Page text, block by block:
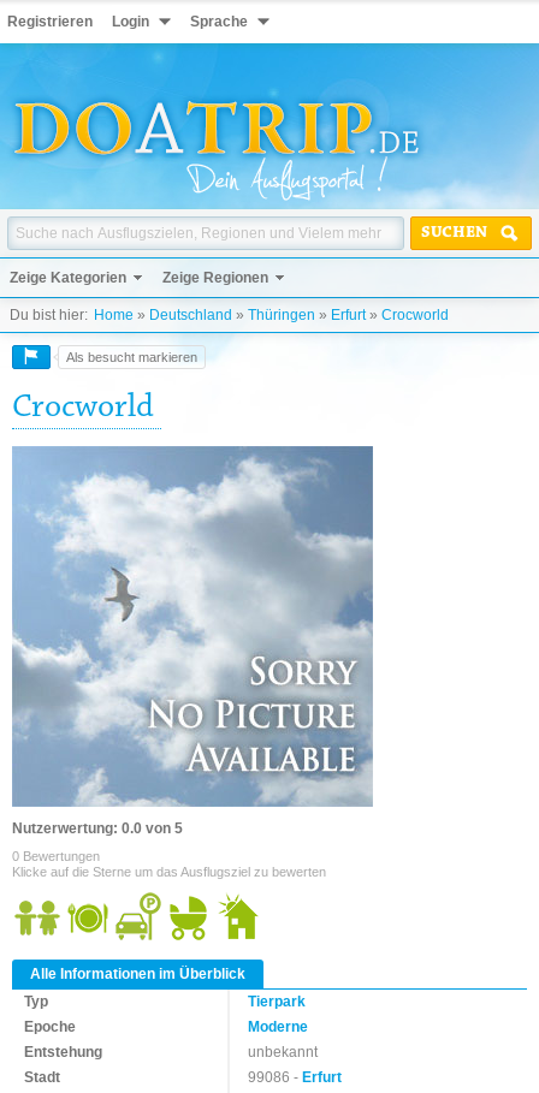
Registrieren Login Sprache
SUCHEN
Zeige Kategorien Zeige Regionen
Du bist hier: Home » Deutschland » Thüringen » Erfurt» Crocworld
Als besucht markieren
Crocworld
Nutzerwertung: 0.0 von 5
0 Bewertungen
Klicke auf die Sterne um das Ausflugsziel zu bewerten
Alle Informationen im Überblick
Typ
Tierpark
Epoche
Moderne
Entstehung
unbekannt
Stadt
99086 - Erfurt